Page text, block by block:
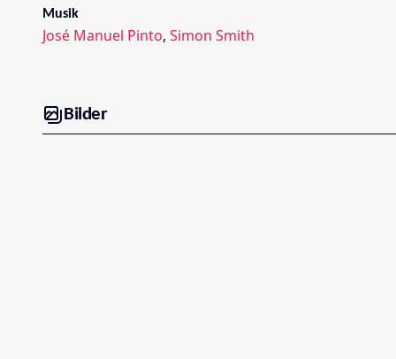
Musik
José Manuel Pinto, Simon Smith
Bilder